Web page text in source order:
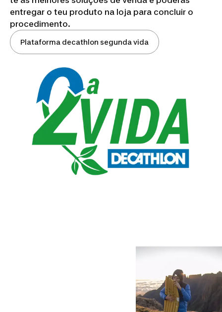
entregar o teu produto na loja para concluir o
procedimento.
Plataforma decathlon segunda vida